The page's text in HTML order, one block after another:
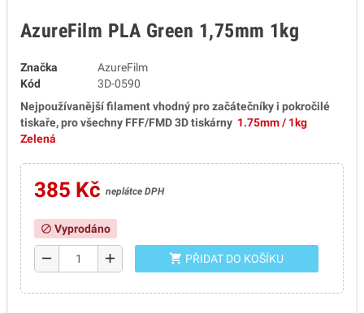
AzureFilm PLA Green 1,75mm 1kg
Značka
AzureFilm
Kód
3D-0590
Nejpoužívanější filament vhodný pro začátečníky i pokročilé
tiskaře, pro všechny FFF/FMD 3D tiskárny 1.75mm / 1kg
Zelená
385 Kč neplátce DPH
block Vyprodáno
remove add shopping_cart PŘIDAT DO KOŠÍKU